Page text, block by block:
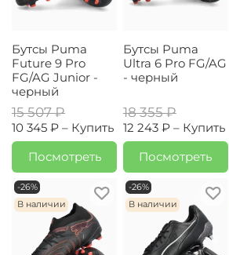
Бутсы Puma
Future 9 Pro
FG/AG Junior -
черный
15 507 ₽
10 345 ₽ – Купить
Посмотреть
Бутсы Puma
Ultra 6 Pro FG/AG
- черный
18 355 ₽
12 243 ₽ – Купить
Посмотреть
-26%
В наличии
-26%
В наличии